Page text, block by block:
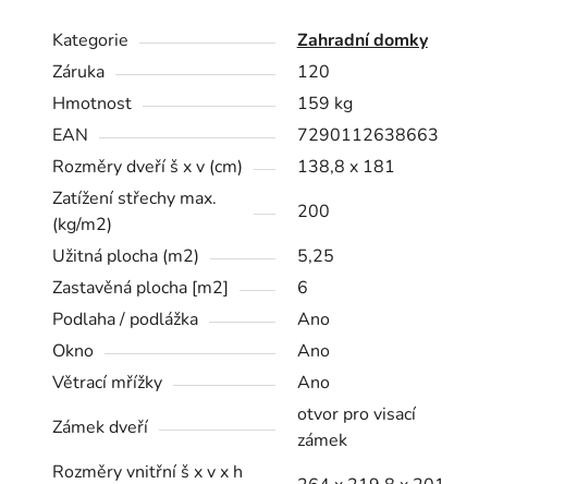
Kategorie
Zahradní domky
Záruka
120
Hmotnost
159 kg
EAN
7290112638663
Rozměry dveří š x v (cm)
138,8 x 181
Zatížení střechy max.
(kg/m2)
200
Užitná plocha (m2)
5,25
Zastavěná plocha [m2]
6
Podlaha / podlážka
Ano
Okno
Ano
Větrací mřížky
Ano
Zámek dveří
otvor pro visací
zámek
Rozměry vnitřní š x v x h